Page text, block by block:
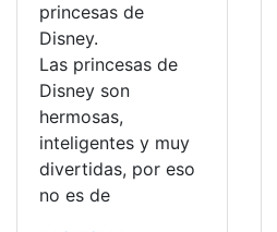
princesas de
Disney.
Las princesas de
Disney son
hermosas,
inteligentes y muy
divertidas, por eso
no es de